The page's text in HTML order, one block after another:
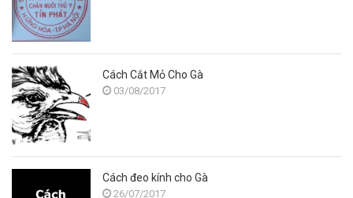
Cách Cắt Mỏ Cho Gà
03/08/2017
Cách đeo kính cho Gà
26/07/2017